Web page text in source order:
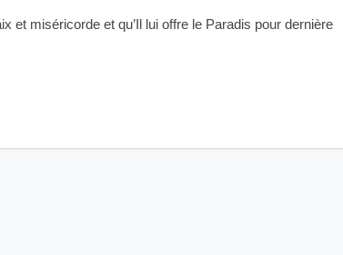
et miséricorde et qu’Il lui offre le Paradis pour dernière